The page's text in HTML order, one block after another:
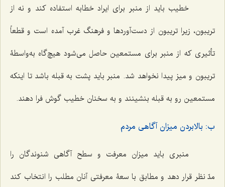
خطیب باید از منبر برای ایراد خطابه استفاده کند و نه از
تریبون، زیرا تریبون از دست‌آوردها و فرهنگ غرب آمده است و قطعاً
تأثیری که از منبر برای مستمعین حاصل می‌شود هیچ‌گاه به‌واسطۀ
تریبون و میز پیدا نخواهد شد. منبر باید پشت به قبله باشد تا اینکه
مستمعین رو به قبله بنشینند و به سخنان خطیب گوش فرا دهند.
ب: بالابردن میزان آگاهی مردم
منبری باید میزان معرفت و سطح آگاهی شنوندگان را
مدّ نظر قرار دهد و مطابق با سعۀ معرفتی آنان مطلب را انتخاب کند